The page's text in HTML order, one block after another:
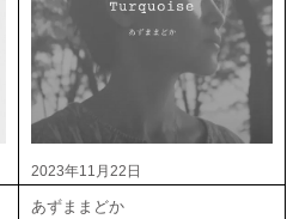
2023年11月22日
あずままどか